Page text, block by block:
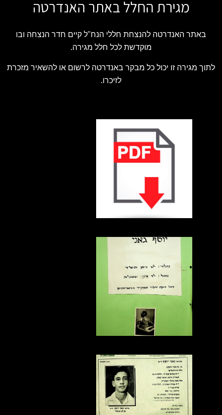
מגירת החלל באתר האנדרטה
באתר האנדרטה להנצחת חללי הנח"ל קיים חדר הנצחה ובו
מוקדשת לכל חלל מגירה.
לתוך מגירה זו יכול כל מבקר באנדרטה לרשום או להשאיר מזכרת
לזיכרו.